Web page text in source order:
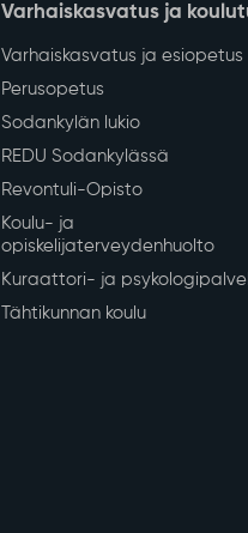
Varhaiskasvatus ja
Varhaiskasvatus ja esiopetus
Perusopetus
Sodankylän lukio
REDU Sodankylässä
Revontuli-Opisto
Koulu- ja
opiskelijaterveydenhuolto
Kuraattori- ja
Tähtikunnan koulu